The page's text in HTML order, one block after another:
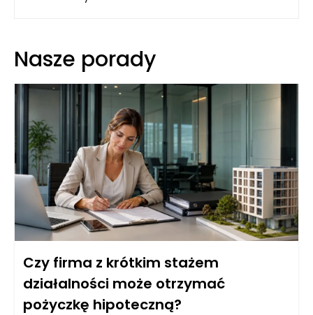
Nasze porady
Czy firma z krótkim stażem
działalności może otrzymać
pożyczkę hipoteczną?